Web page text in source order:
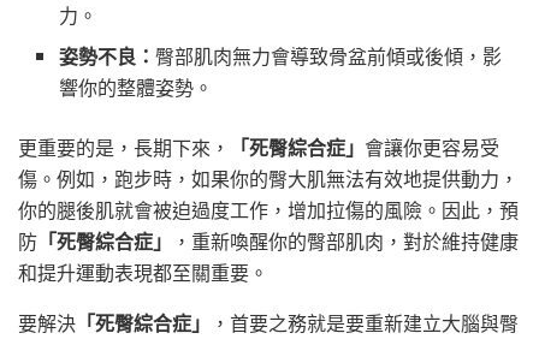
力。
姿勢不良：臀部肌肉無力會導致骨盆前傾或後傾，影
響你的整體姿勢。
更重要的是，長期下來， 「死臀綜合症」 會讓你更容易受
傷。例如，跑步時，如果你的臀大肌無法有效地提供動力，
你的腿後肌就會被迫過度工作，增加拉傷的風險。因此，預
防 「死臀綜合症」
，重新喚醒你的臀部肌肉，對於維持健康
和提升運動表現都至關重要。
要解決 「死臀綜合症」
，首要之務就是要重新建立大腦與臀